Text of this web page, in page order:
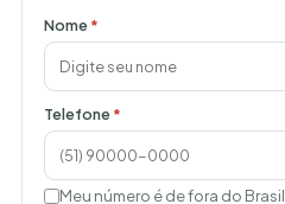
Nome*
Telefone*
Meu número é de fora do Brasil